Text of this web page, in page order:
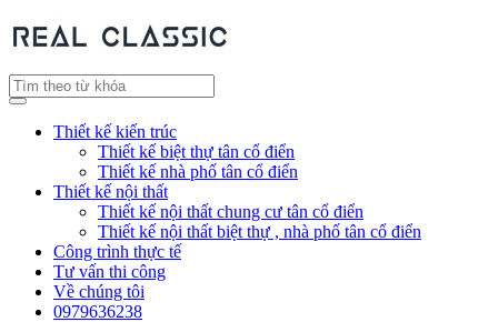
Thiết kế kiến trúc
Thiết kế biệt thự tân cổ điển
Thiết kế nhà phố tân cổ điển
Thiết kế nội thất
Thiết kế nội thất chung cư tân cổ điển
Thiết kế nội thất biệt thự , nhà phố tân cổ điển
Công trình thực tế
Tư vấn thi công
Về chúng tôi
0979636238